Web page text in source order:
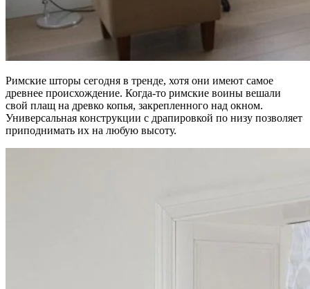
Римские шторы сегодня в тренде, хотя они имеют самое
древнее происхождение. Когда-то римские воины вешали
свой плащ на древко копья, закрепленного над окном.
Универсальная конструкции с драпировкой по низу позволяет
приподнимать их на любую высоту.